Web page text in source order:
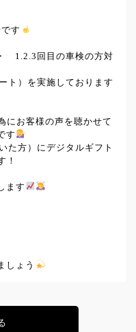
す
1.2.3回目の車検の方対
ト）を実施しております
にお客様の声を聴かせて
す
た方）にデジタルギフト
！
ます
しょう